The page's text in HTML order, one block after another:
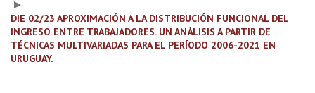
DIE 02/23 APROXIMACIÓN A LA DISTRIBUCIÓN FUNCIONAL DEL
INGRESO ENTRE TRABAJADORES. UN ANÁLISIS A PARTIR DE
TÉCNICAS MULTIVARIADAS PARA EL PERÍODO 2006-2021 EN
URUGUAY.